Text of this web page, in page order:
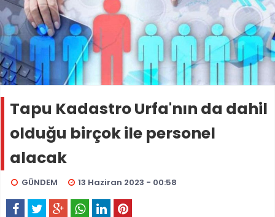
Tapu Kadastro Urfa'nın da dahil
olduğu birçok ile personel
alacak
GÜNDEM 13 Haziran 2023 - 00:58